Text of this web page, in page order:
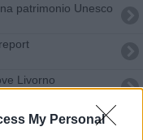
My Personal
patrimonio Unesco
Livorno